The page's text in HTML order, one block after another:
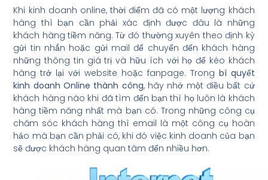
Khi kinh doanh online, thời điểm đã có một lượng khách
hàng thì bạn cần phải xác định được đâu là những
khách hàng tiềm năng. Từ đó thường xuyên theo định kỳ
gửi tin nhắn hoặc gửi mail để chuyển đến khách hàng
những thông tin giá trị và hữu ích với họ để kéo khách
hàng trở lại với website hoặc fanpage. Trong bí quyết
kinh doanh Online thành công, hãy nhớ một điều bất cứ
khách hàng nào khi đã tìm đến bạn thì họ luôn là khách
hàng tiềm năng nhất mà bạn có. Trong những công cụ
chăm sóc khách hàng thì email là một công cụ hoàn
hảo mà bạn cần phải có, khi đó việc kinh doanh của bạn
sẽ được khách hàng quan tâm đến nhiều hơn.